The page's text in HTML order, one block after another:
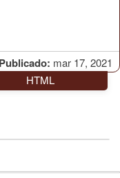
Publicado: mar 17, 2021
HTML